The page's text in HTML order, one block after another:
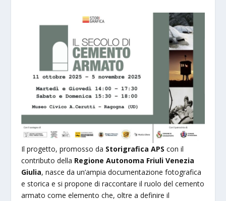
Il progetto, promosso da Storigrafica APS con il
contributo della Regione Autonoma Friuli Venezia
Giulia, nasce da un’ampia documentazione fotografica
e storica e si propone di raccontare il ruolo del cemento
armato come elemento che, oltre a definire il